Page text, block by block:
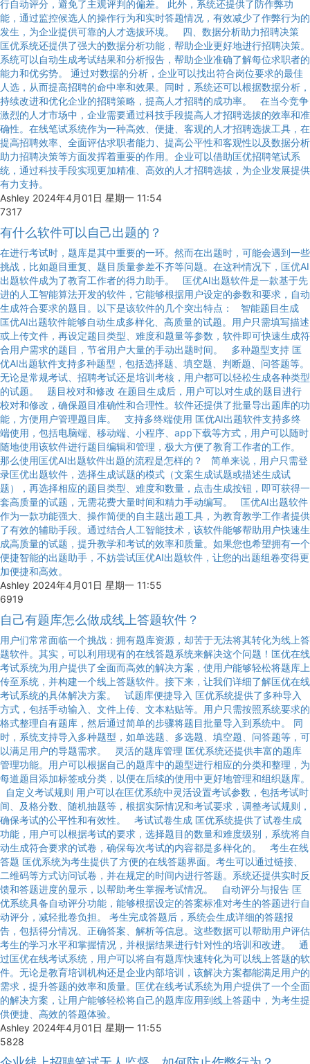
行自动评分，避免了主观评判的偏差。 此外，系统还提供了防作弊功
能，通过监控候选人的操作行为和实时答题情况，有效减少了作弊行为的
发生，为企业提供可靠的人才选拔环境。 四、数据分析助力招聘决策
匡优系统还提供了强大的数据分析功能，帮助企业更好地进行招聘决策。
系统可以自动生成考试结果和分析报告，帮助企业准确了解每位求职者的
能力和优劣势。 通过对数据的分析，企业可以找出符合岗位要求的最佳
人选，从而提高招聘的命中率和效果。同时，系统还可以根据数据分析，
持续改进和优化企业的招聘策略，提高人才招聘的成功率。 在当今竞争
激烈的人才市场中，企业需要通过科技手段提高人才招聘选拔的效率和准
确性。在线笔试系统作为一种高效、便捷、客观的人才招聘选拔工具，在
提高招聘效率、全面评估求职者能力、提高公平性和客观性以及数据分析
助力招聘决策等方面发挥着重要的作用。企业可以借助匡优招聘笔试系
统，通过科技手段实现更加精准、高效的人才招聘选拔，为企业发展提供
有力支持。
Ashley 2024年4月01日 星期一 11:54
7317
有什么软件可以自己出题的？
在进行考试时，题库是其中重要的一环。然而在出题时，可能会遇到一些
挑战，比如题目重复、题目质量参差不齐等问题。在这种情况下，匡优AI
出题软件成为了教育工作者的得力助手。 匡优AI出题软件是一款基于先
进的人工智能算法开发的软件，它能够根据用户设定的参数和要求，自动
生成符合要求的题目。以下是该软件的几个突出特点： 智能题目生成
匡优AI出题软件能够自动生成多样化、高质量的试题。用户只需填写描述
或上传文件，再设定题目类型、难度和题量等参数，软件即可快速生成符
合用户需求的题目，节省用户大量的手动出题时间。 多种题型支持 匡
优AI出题软件支持多种题型，包括选择题、填空题、判断题、问答题等。
无论是常规考试、招聘考试还是培训考核，用户都可以轻松生成各种类型
的试题。 题目校对和修改 在题目生成后，用户可以对生成的题目进行
校对和修改，确保题目准确性和合理性。软件还提供了批量导出题库的功
能，方便用户管理题目库。 支持多终端使用 匡优AI出题软件支持多终
端使用，包括电脑端、移动端、小程序、app下载等方式，用户可以随时
随地使用该软件进行题目编辑和管理，极大方便了教育工作者的工作。
那么使用匡优AI出题软件出题的流程是怎样的？ 简单来说，用户只需登
录匡优出题软件，选择生成试题的模式（文案生成试题或描述生成试
题），再选择相应的题目类型、难度和数量，点击生成按钮，即可获得一
套高质量的试题，无需花费大量时间和精力手动编写。 匡优AI出题软件
作为一款功能强大、操作简便的自主题出题工具，为教育教学工作者提供
了有效的辅助手段。通过结合人工智能技术，该软件能够帮助用户快速生
成高质量的试题，提升教学和考试的效率和质量。如果您也希望拥有一个
便捷智能的出题助手，不妨尝试匡优AI出题软件，让您的出题组卷变得更
加便捷和高效。
Ashley 2024年4月01日 星期一 11:55
6919
自己有题库怎么做成线上答题软件？
用户们常常面临一个挑战：拥有题库资源，却苦于无法将其转化为线上答
题软件。其实，可以利用现有的在线答题系统来解决这个问题！匡优在线
考试系统为用户提供了全面而高效的解决方案，使用户能够轻松将题库上
传至系统，并构建一个线上答题软件。接下来，让我们详细了解匡优在线
考试系统的具体解决方案。 试题库便捷导入 匡优系统提供了多种导入
方式，包括手动输入、文件上传、文本粘贴等。用户只需按照系统要求的
格式整理自有题库，然后通过简单的步骤将题目批量导入到系统中。 同
时，系统支持导入多种题型，如单选题、多选题、填空题、问答题等，可
以满足用户的导题需求。 灵活的题库管理 匡优系统还提供丰富的题库
管理功能。用户可以根据自己的题库中的题型进行相应的分类和整理，为
每道题目添加标签或分类，以便在后续的使用中更好地管理和组织题库。
自定义考试规则 用户可以在匡优系统中灵活设置考试参数，包括考试时
间、及格分数、随机抽题等，根据实际情况和考试要求，调整考试规则，
确保考试的公平性和有效性。 考试试卷生成 匡优系统提供了试卷生成
功能，用户可以根据考试的要求，选择题目的数量和难度级别，系统将自
动生成符合要求的试卷，确保每次考试的内容都是多样化的。 考生在线
答题 匡优系统为考生提供了方便的在线答题界面。考生可以通过链接、
二维码等方式访问试卷，并在规定的时间内进行答题。系统还提供实时反
馈和答题进度的显示，以帮助考生掌握考试情况。 自动评分与报告 匡
优系统具备自动评分功能，能够根据设定的答案标准对考生的答题进行自
动评分，减轻批卷负担。 考生完成答题后，系统会生成详细的答题报
告，包括得分情况、正确答案、解析等信息。这些数据可以帮助用户评估
考生的学习水平和掌握情况，并根据结果进行针对性的培训和改进。 通
过匡优在线考试系统，用户可以将自有题库快速转化为可以线上答题的软
件。无论是教育培训机构还是企业内部培训，该解决方案都能满足用户的
需求，提升答题的效率和质量。匡优在线考试系统为用户提供了一个全面
的解决方案，让用户能够轻松将自己的题库应用到线上答题中，为考生提
供便捷、高效的答题体验。
Ashley 2024年4月01日 星期一 11:55
5828